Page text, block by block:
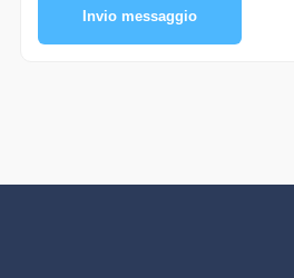
Invio messaggio